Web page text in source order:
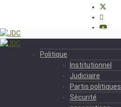
Politique
Institutionnel
Judiciaire
Partis politiques
Sécurité